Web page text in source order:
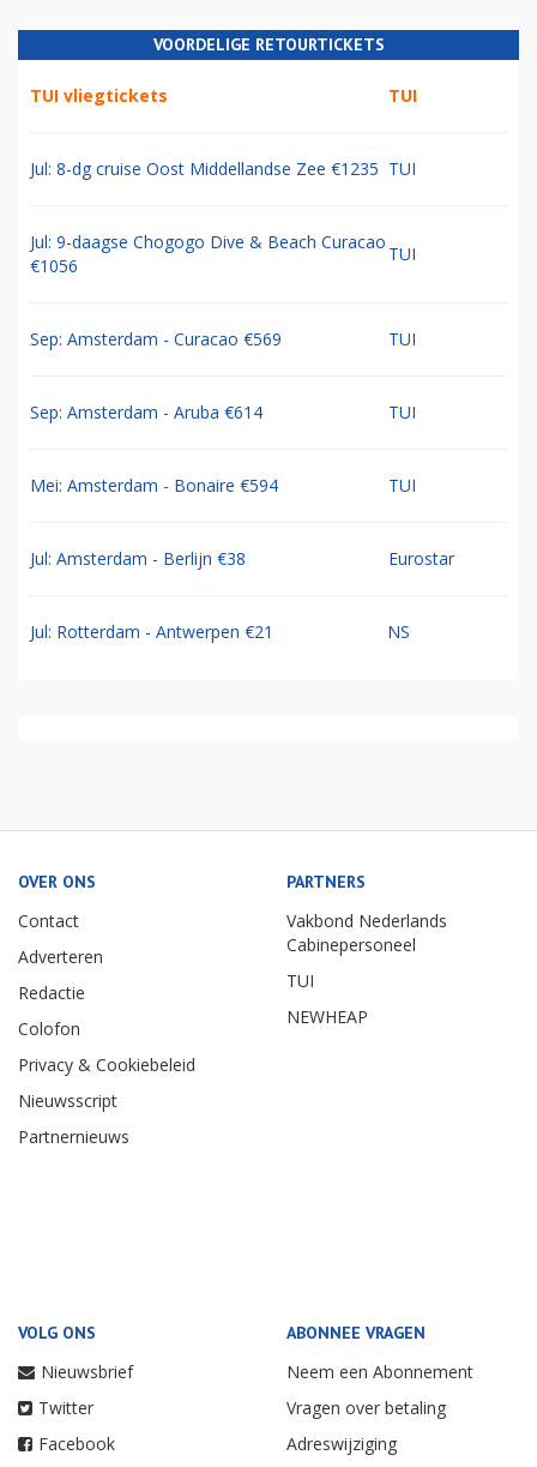
VOORDELIGE RETOURTICKETS
TUI vliegtickets TUI
Jul: 8-dg cruise Oost Middellandse Zee €1235 TUI
Jul: 9-daagse Chogogo Dive & Beach Curacao
€1056
TUI
Sep: Amsterdam - Curacao €569 TUI
Sep: Amsterdam - Aruba €614 TUI
Mei: Amsterdam - Bonaire €594 TUI
Jul: Amsterdam - Berlijn €38 Eurostar
Jul: Rotterdam - Antwerpen €21 NS
OVER ONS
Contact
Adverteren
Redactie
Colofon
Privacy & Cookiebeleid
Nieuwsscript
Partnernieuws
PARTNERS
Vakbond Nederlands
Cabinepersoneel
TUI
NEWHEAP
VOLG ONS
Nieuwsbrief
Twitter
Facebook
ABONNEE VRAGEN
Neem een Abonnement
Vragen over betaling
Adreswijziging